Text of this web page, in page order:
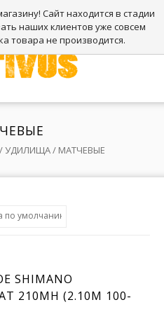
/УДИЛИЩА/ МАТЧЕВЫЕ
210MH (2.10M 100-
Сайт находится в стадии
наших клиентов уже совсем
товара не производится.